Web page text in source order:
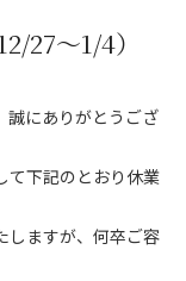
27〜1/4）
誠にありがとうござ
て下記のとおり休業
しますが、何卒ご容